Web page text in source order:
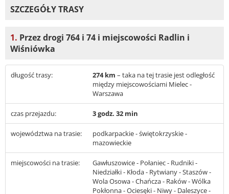
SZCZEGÓŁY TRASY
1. Przez drogi 764 i 74 i miejscowości Radlin i
Wiśniówka
długość trasy: 274 km – taka na tej trasie jest odległość
między miejscowościami Mielec -
Warszawa
czas przejazdu: 3 godz. 32 min
województwa na trasie:
podkarpackie - świętokrzyskie -
mazowieckie
miejscowości na trasie:
Gawłuszowice - Połaniec - Rudniki -
Niedziałki - Kłoda - Rytwiany - Staszów -
Wola Osowa - Chańcza - Raków - Wólka
Pokłonna - Ociesęki - Niwy - Daleszyce -